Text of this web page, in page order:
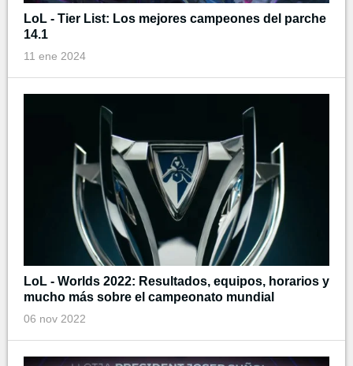
LoL - Tier List: Los mejores campeones del parche
14.1
11 ene 2024
LoL - Worlds 2022: Resultados, equipos, horarios y
mucho más sobre el campeonato mundial
06 nov 2022